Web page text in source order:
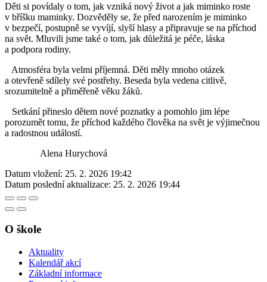
Děti si povídaly o tom, jak vzniká nový život a jak miminko roste
v bříšku maminky. Dozvěděly se, že před narozením je miminko
v bezpečí, postupně se vyvíjí, slyší hlasy a připravuje se na příchod
na svět. Mluvili jsme také o tom, jak důležitá je péče, láska
a podpora rodiny.
Atmosféra byla velmi příjemná. Děti měly mnoho otázek
a otevřeně sdílely své postřehy. Beseda byla vedena citlivě,
srozumitelně a přiměřeně věku žáků.
Setkání přineslo dětem nové poznatky a pomohlo jim lépe
porozumět tomu, že příchod každého člověka na svět je výjimečnou
a radostnou událostí.
Alena Hurychová
Datum vložení: 25. 2. 2026 19:42
Datum poslední aktualizace: 25. 2. 2026 19:44
O škole
Aktuality
Kalendář akcí
Základní informace